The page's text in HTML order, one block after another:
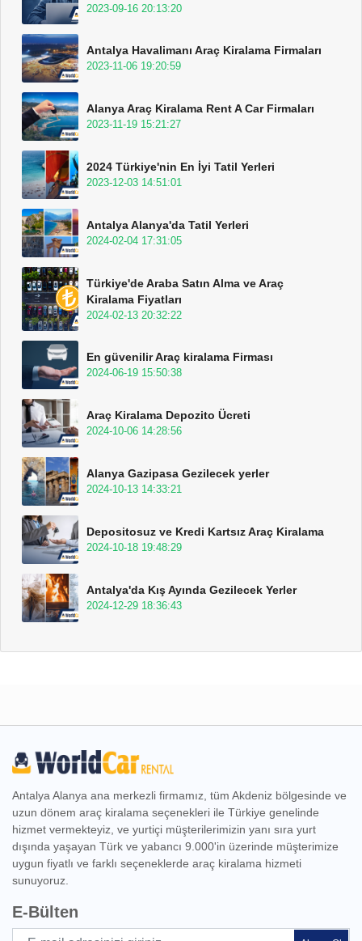
2023-09-16 20:13:20
Antalya Havalimanı Araç Kiralama Firmaları
2023-11-06 19:20:59
Alanya Araç Kiralama Rent A Car Firmaları
2023-11-19 15:21:27
2024 Türkiye'nin En İyi Tatil Yerleri
2023-12-03 14:51:01
Antalya Alanya'da Tatil Yerleri
2024-02-04 17:31:05
Türkiye'de Araba Satın Alma ve Araç
Kiralama Fiyatları
2024-02-13 20:32:22
En güvenilir Araç kiralama Firması
2024-06-19 15:50:38
Araç Kiralama Depozito Ücreti
2024-10-06 14:28:56
Alanya Gazipasa Gezilecek yerler
2024-10-13 14:33:21
Depositosuz ve Kredi Kartsız Araç Kiralama
2024-10-18 19:48:29
Antalya'da Kış Ayında Gezilecek Yerler
2024-12-29 18:36:43
Antalya Alanya ana merkezli firmamız, tüm Akdeniz bölgesinde ve
uzun dönem araç kiralama seçenekleri ile Türkiye genelinde
hizmet vermekteyiz, ve yurtiçi müşterilerimizin yanı sıra yurt
dışında yaşayan Türk ve yabancı 9.000'in üzerinde müşterimize
uygun fiyatlı ve farklı seçeneklerde araç kiralama hizmeti
sunuyoruz.
E-Bülten